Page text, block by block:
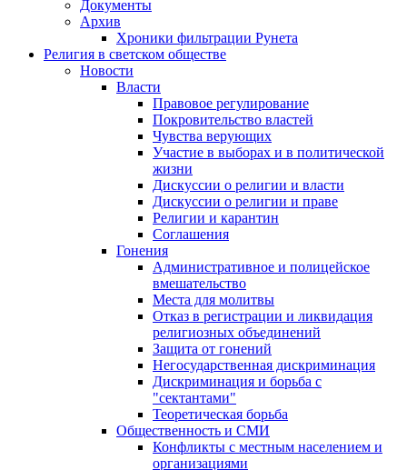
Документы
Архив
Хроники фильтрации Рунета
Религия в светском обществе
Новости
Власти
Правовое регулирование
Покровительство властей
Чувства верующих
Участие в выборах и в политической
жизни
Дискуссии о религии и власти
Дискуссии о религии и праве
Религии и карантин
Соглашения
Гонения
Административное и полицейское
вмешательство
Места для молитвы
Отказ в регистрации и ликвидация
религиозных объединений
Защита от гонений
Негосударственная дискриминация
Дискриминация и борьба с
"сектантами"
Теоретическая борьба
Общественность и СМИ
Конфликты с местным населением и
организациями